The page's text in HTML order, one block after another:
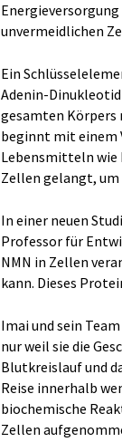
unvermeidlichen
Ein
Adenin-Dinukleotid
gesamten Körpers
beginnt mit einem
Lebensmitteln wie
Zellen gelangt, um
In einer neuen
Professor für
NMN in Zellen
kann. Dieses
Imai und sein
nur weil sie die
Blutkreislauf und
Reise innerhalb
biochemische
Zellen